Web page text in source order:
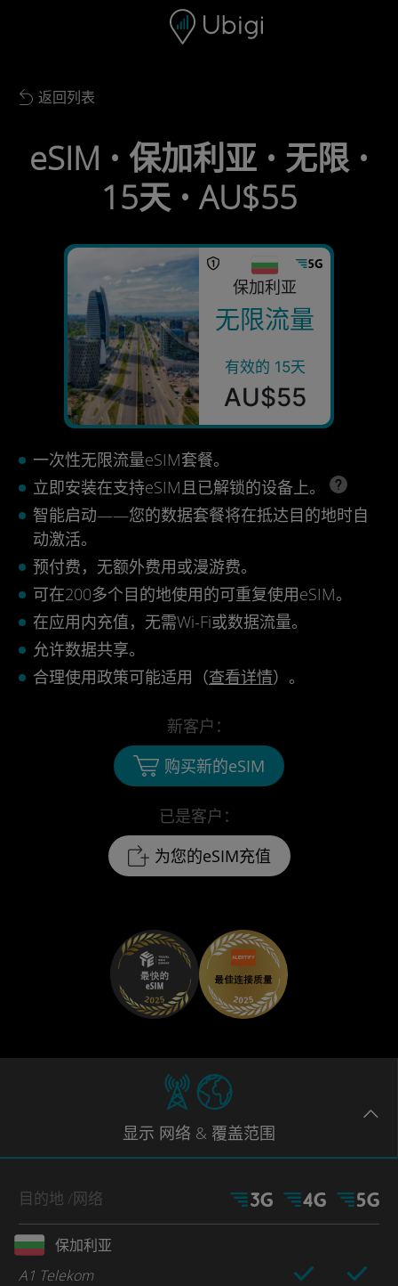
Back to list
返回列表
eSIM • 保加利亚 • 无限 •
15天 • AU$55
保加利亚
无限流量
有效的 15天
AU$55
一次性无限流量eSIM套餐。
立即安装在支持eSIM且已解锁的设备上。
智能启动——您的数据套餐将在抵达目的地时自
动激活。
预付费，无额外费用或漫游费。
可在200多个目的地使用的可重复使用eSIM。
在应用内充值，无需Wi-Fi或数据流量。
允许数据共享。
合理使用政策可能适用（查看详情）。
已是客户：
为您的eSIM充值
新客户：
购买新的eSIM
显示 网络 & 覆盖范围
目的地 /网络
保加利亚
A1 Telekom